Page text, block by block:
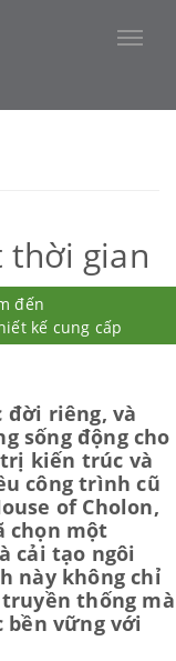
thời gian
đến
kế cung cấp
đời riêng, và
sống động cho
kiến trúc và
công trình cũ
of Cholon,
chọn một
cải tạo ngôi
này không chỉ
thống mà
bền vững với